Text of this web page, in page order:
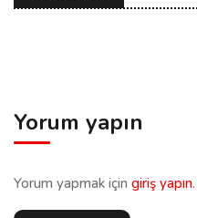
Yorum yapın
Yorum yapmak için giriş yapın.